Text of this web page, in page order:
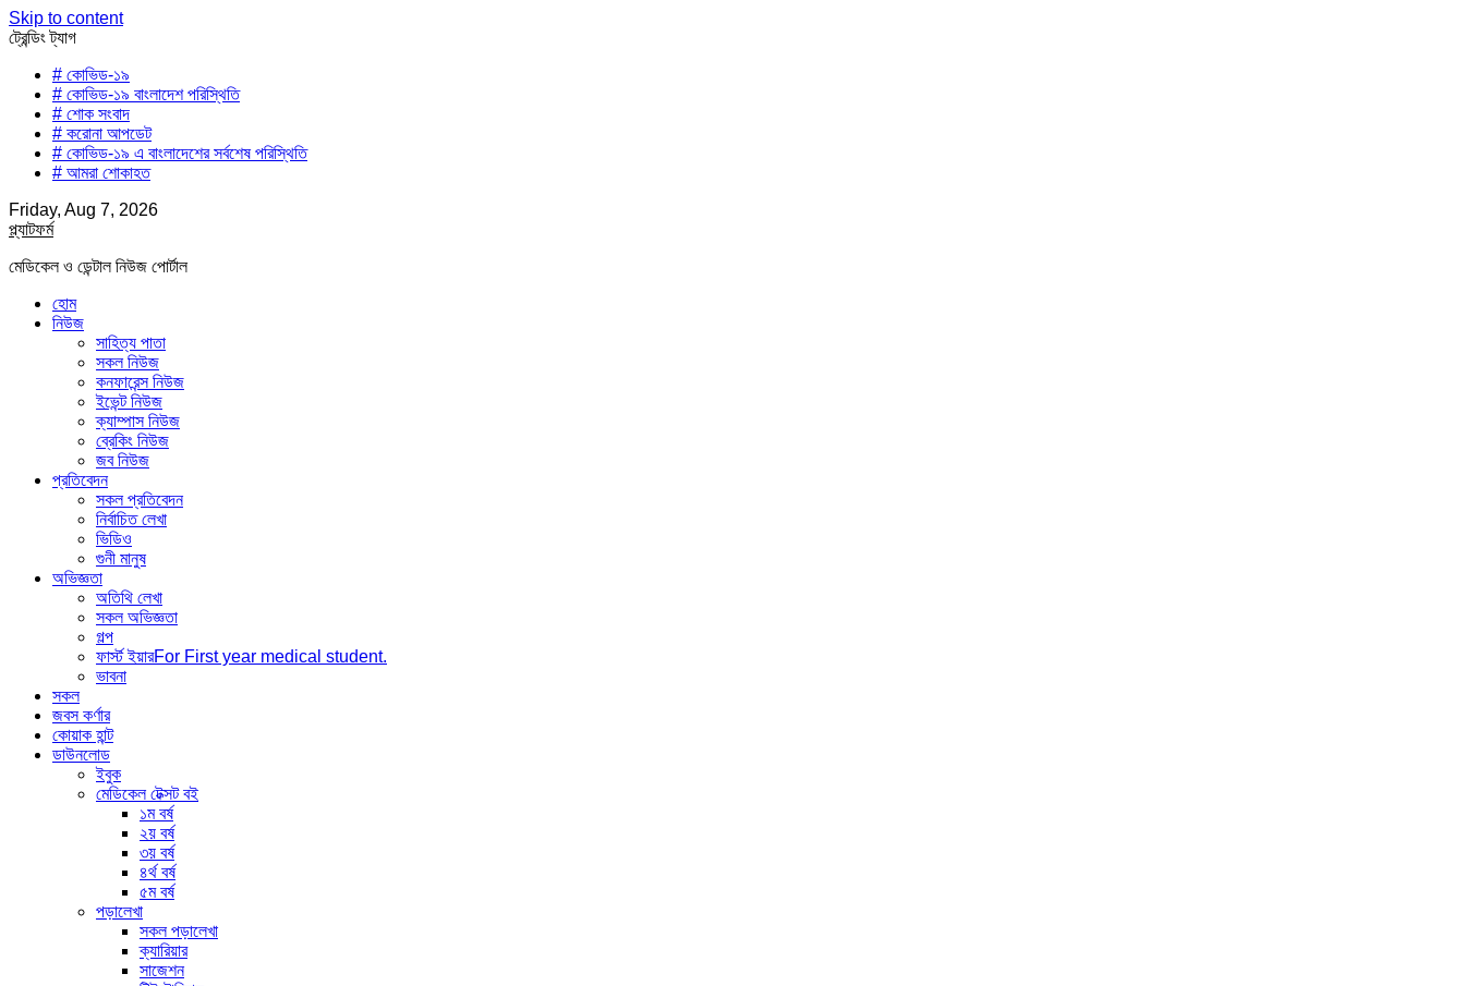
Skip to content
ট্রেন্ডিং ট্যাগ
# কোভিড-১৯
# কোভিড-১৯ বাংলাদেশ পরিস্থিতি
# শোক সংবাদ
# করোনা আপডেট
# কোভিড-১৯ এ বাংলাদেশের সর্বশেষ পরিস্থিতি
# আমরা শোকাহত
Friday, Aug 7, 2026
প্ল্যাটফর্ম
মেডিকেল ও ডেন্টাল নিউজ পোর্টাল
হোম
নিউজ
সাহিত্য পাতা
সকল নিউজ
কনফারেন্স নিউজ
ইভেন্ট নিউজ
ক্যাম্পাস নিউজ
ব্রেকিং নিউজ
জব নিউজ
প্রতিবেদন
সকল প্রতিবেদন
নির্বাচিত লেখা
ভিডিও
গুনী মানুষ
অভিজ্ঞতা
অতিথি লেখা
সকল অভিজ্ঞতা
গল্প
ফার্স্ট ইয়ারFor First year medical student.
ভাবনা
সকল
জবস কর্ণার
কোয়াক হান্ট
ডাউনলোড
ইবুক
মেডিকেল টেক্সট বই
১ম বর্ষ
২য় বর্ষ
৩য় বর্ষ
৪র্থ বর্ষ
৫ম বর্ষ
পড়ালেখা
সকল পড়ালেখা
ক্যারিয়ার
সাজেশন